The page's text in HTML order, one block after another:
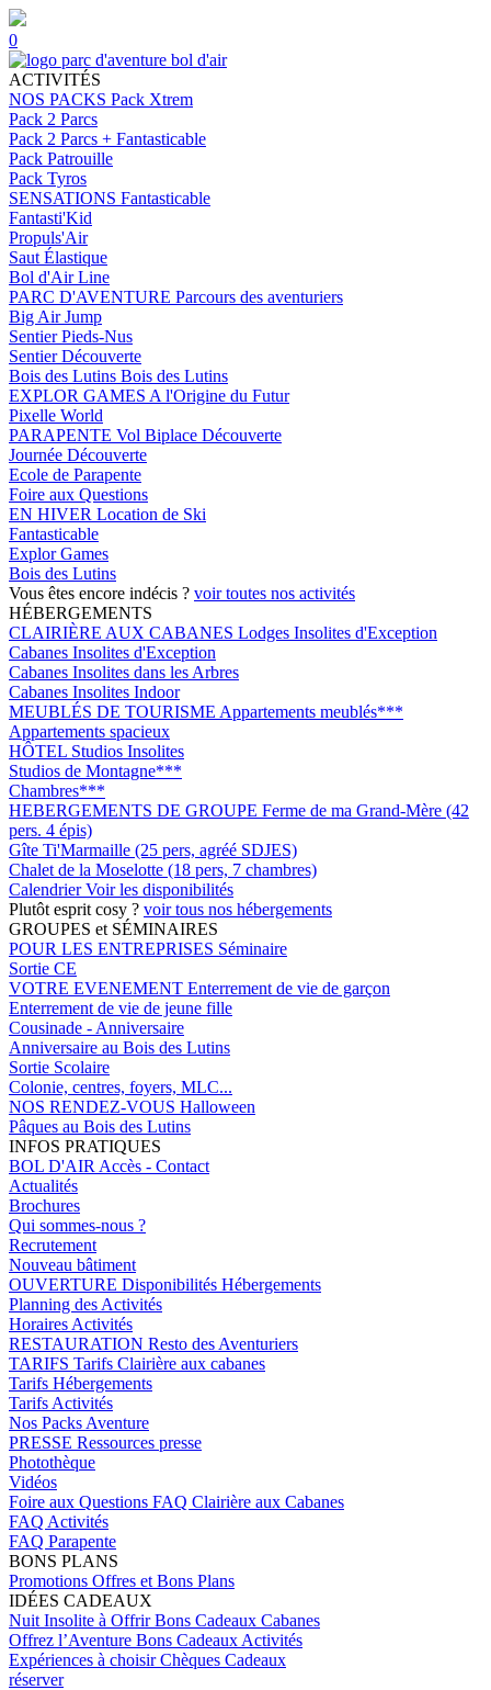
0
ACTIVITÉS
NOS PACKS Pack Xtrem
Pack 2 Parcs
Pack 2 Parcs + Fantasticable
Pack Patrouille
Pack Tyros
SENSATIONS Fantasticable
Fantasti'Kid
Propuls'Air
Saut Élastique
Bol d'Air Line
PARC D'AVENTURE Parcours des aventuriers
Big Air Jump
Sentier Pieds-Nus
Sentier Découverte
Bois des Lutins Bois des Lutins
EXPLOR GAMES A l'Origine du Futur
Pixelle World
PARAPENTE Vol Biplace Découverte
Journée Découverte
Ecole de Parapente
Foire aux Questions
EN HIVER Location de Ski
Fantasticable
Explor Games
Bois des Lutins
Vous êtes encore indécis ? voir toutes nos activités
HÉBERGEMENTS
CLAIRIÈRE AUX CABANES Lodges Insolites d'Exception
Cabanes Insolites d'Exception
Cabanes Insolites dans les Arbres
Cabanes Insolites Indoor
MEUBLÉS DE TOURISME Appartements meublés***
Appartements spacieux
HÔTEL Studios Insolites
Studios de Montagne***
Chambres***
HEBERGEMENTS DE GROUPE Ferme de ma Grand-Mère (42
pers. 4 épis)
Gîte Ti'Marmaille (25 pers, agréé SDJES)
Chalet de la Moselotte (18 pers, 7 chambres)
CalendrierVoir les disponibilités
Plutôt esprit cosy ? voir tous nos hébergements
GROUPES et SÉMINAIRES
POUR LES ENTREPRISES Séminaire
Sortie CE
VOTRE EVENEMENT Enterrement de vie de garçon
Enterrement de vie de jeune fille
Cousinade - Anniversaire
Anniversaire au Bois des Lutins
Sortie Scolaire
Colonie, centres, foyers, MLC...
NOS RENDEZ-VOUS Halloween
Pâques au Bois des Lutins
INFOS PRATIQUES
BOL D'AIR Accès - Contact
Actualités
Brochures
Qui sommes-nous ?
Recrutement
Nouveau bâtiment
OUVERTURE Disponibilités Hébergements
Planning des Activités
Horaires Activités
RESTAURATION Resto des Aventuriers
TARIFS Tarifs Clairière aux cabanes
Tarifs Hébergements
Tarifs Activités
Nos Packs Aventure
PRESSE Ressources presse
Photothèque
Vidéos
Foire aux Questions FAQ Clairière aux Cabanes
FAQ Activités
FAQ Parapente
BONS PLANS
Promotions Offres et Bons Plans
IDÉES CADEAUX
Nuit Insolite à OffrirBons Cadeaux Cabanes
Offrez l’Aventure Bons Cadeaux Activités
Expériences à choisirChèques Cadeaux
réserver